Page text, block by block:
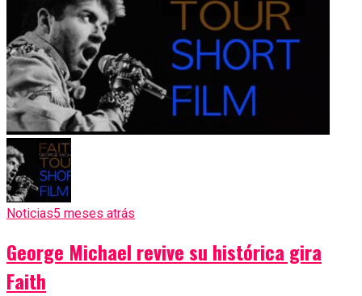
Noticias5 meses atrás
George Michael revive su histórica gira
Faith